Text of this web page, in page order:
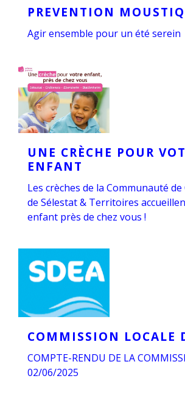
PREVENTION
Agir ensemble pour un été serein
UNE CRÈCHE POUR
ENFANT
Les crèches de la Communauté
de Sélestat & Territoires
enfant près de chez vous !
COMMISSION LOCALE
COMPTE-RENDU DE LA
02/06/2025